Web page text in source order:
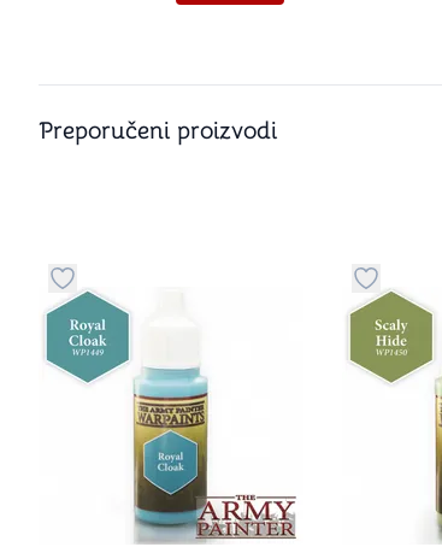
Preporučeni proizvodi
Dugme za dodavanje stvari u kategorijuDugme